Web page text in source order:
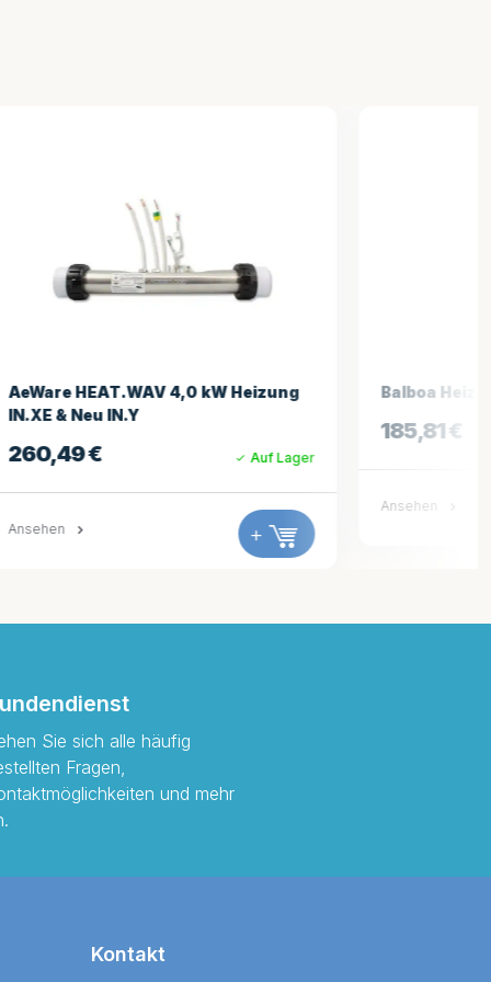
Heizung
Auf Lager
+
Balboa Heizrohr 3 kW mit 2 Sensoren
Auf Lager
+
Sie sich alle häufig
Fragen,
und mehr
Kontakt